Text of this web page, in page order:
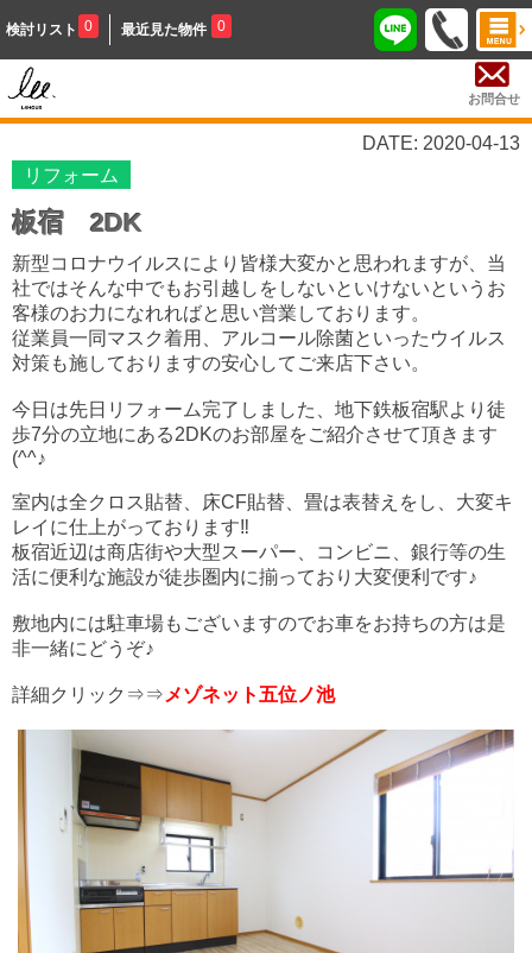
検討リスト 0 最近見た物件 0
お問合せ
DATE: 2020-04-13
リフォーム
板宿 2DK
新型コロナウイルスにより皆様大変かと思われますが、当
社ではそんな中でもお引越しをしないといけないというお
客様のお力になれればと思い営業しております。
従業員一同マスク着用、アルコール除菌といったウイルス
対策も施しておりますの安心してご来店下さい。
今日は先日リフォーム完了しました、地下鉄板宿駅より徒
歩7分の立地にある2DKのお部屋をご紹介させて頂きます
(^^♪
室内は全クロス貼替、床CF貼替、畳は表替えをし、大変キ
レイに仕上がっております‼
板宿近辺は商店街や大型スーパー、コンビニ、銀行等の生
活に便利な施設が徒歩圏内に揃っており大変便利です♪
敷地内には駐車場もございますのでお車をお持ちの方は是
非一緒にどうぞ♪
詳細クリック⇒⇒ メゾネット五位ノ池